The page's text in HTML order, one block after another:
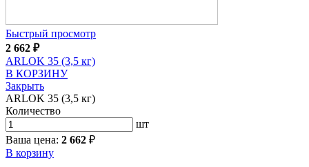
Быстрый просмотр
2 662 ₽
ARLOK 35 (3,5 кг)
В КОРЗИНУ
Закрыть
ARLOK 35 (3,5 кг)
Количество
шт
Ваша цена: 2 662 ₽
В корзину